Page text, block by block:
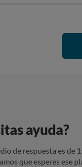
ayuda?
de respuesta es de
que esperes ese